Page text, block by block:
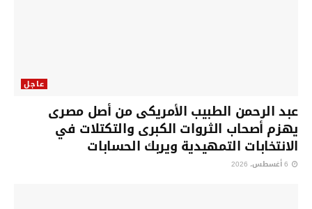
عاجل
عبد الرحمن الطبيب الأمريكى من أصل مصرى
يهزم أصحاب الثروات الكبرى والتكتلات في
الانتخابات التمهيدية ويربك الحسابات